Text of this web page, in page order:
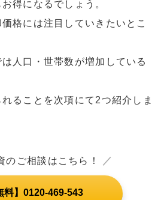
得になるでしょう。
格には注目していきたいとこ
人口・世帯数が増加している
ることを次項にて2つ紹介しま
のご相談はこちら！ ／
料】0120-469-543